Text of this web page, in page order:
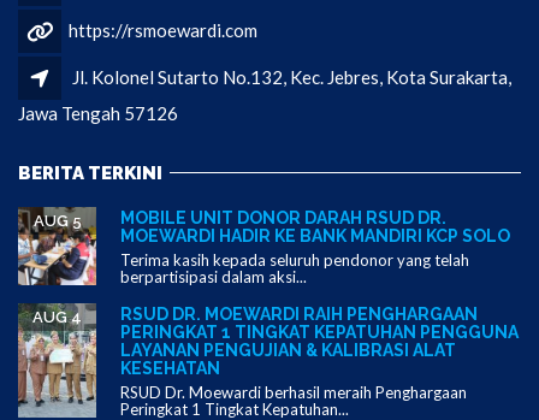
https://rsmoewardi.com
Jl. Kolonel Sutarto No.132, Kec. Jebres, Kota Surakarta,
Jawa Tengah 57126
BERITA TERKINI
MOBILE UNIT DONOR DARAH RSUD DR.
MOEWARDI HADIR KE BANK MANDIRI KCP SOLO
AUG 5
Terima kasih kepada seluruh pendonor yang telah
berpartisipasi dalam aksi...
RSUD DR. MOEWARDI RAIH PENGHARGAAN
PERINGKAT 1 TINGKAT KEPATUHAN PENGGUNA
LAYANAN PENGUJIAN & KALIBRASI ALAT
KESEHATAN
AUG 4
RSUD Dr. Moewardi berhasil meraih Penghargaan
Peringkat 1 Tingkat Kepatuhan...